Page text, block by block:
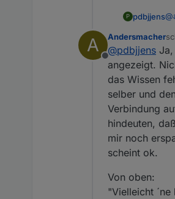
P pdbjjens@
A
Offline
Andersmacher
@pdbjjens
angezeigt.
das Wissen
selber und
Verbindung
hindeuten,
mir noch
scheint ok.
Von oben:
"Vielleicht